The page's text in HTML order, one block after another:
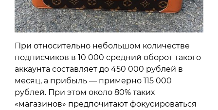
При относительно небольшом количестве
подписчиков в 10 000 средний оборот такого
аккаунта составляет до 450 000 рублей в
месяц, а прибыль — примерно 115 000
рублей. При этом около 80% таких
«магазинов» предпочитают фокусироваться